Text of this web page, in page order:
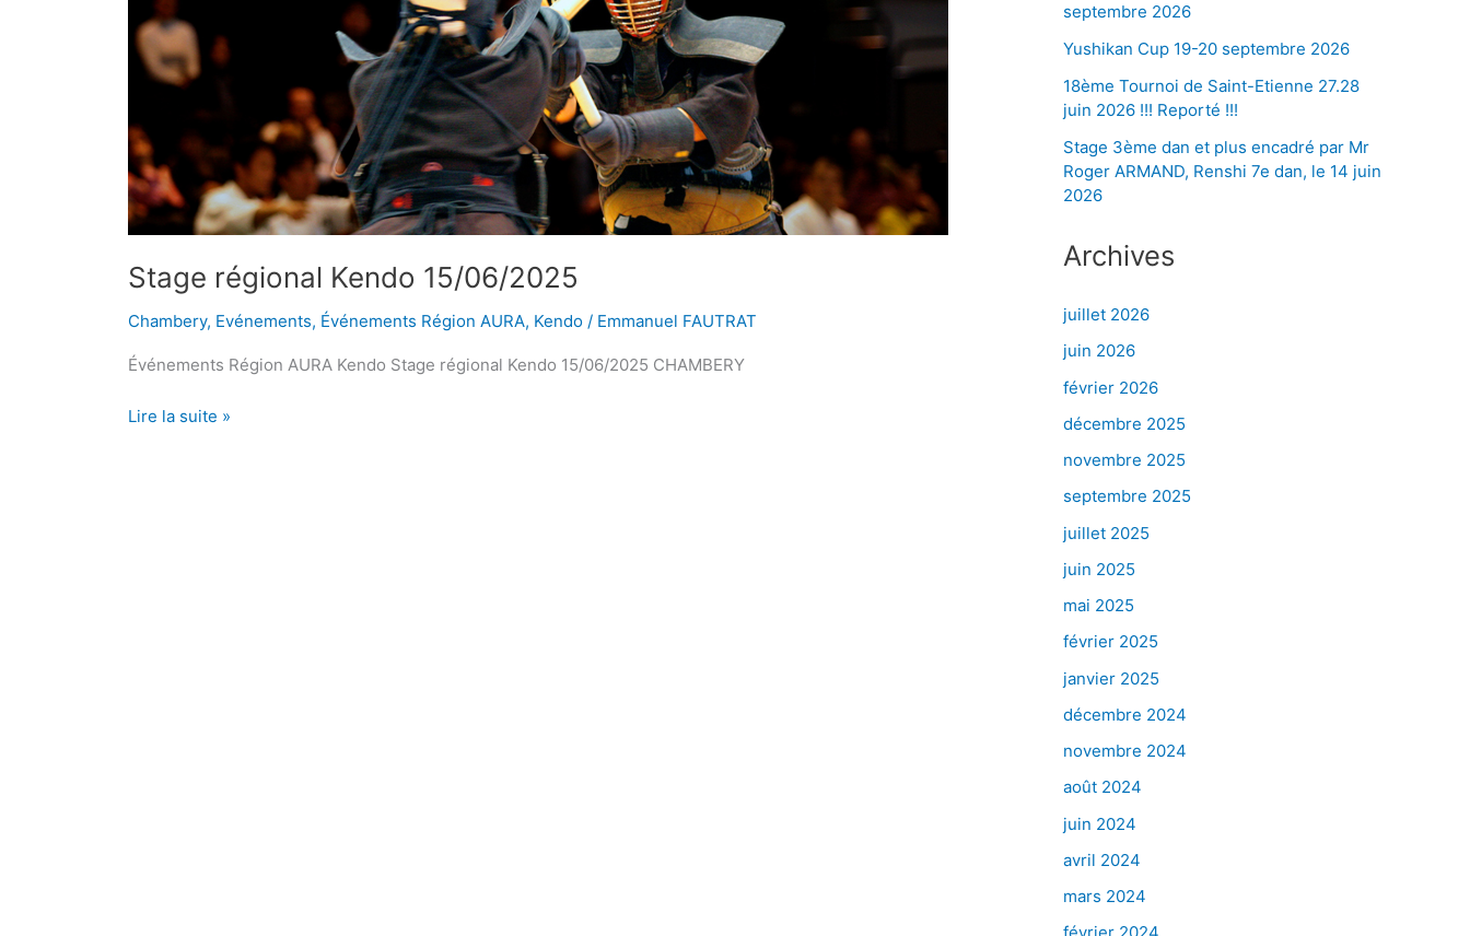
Stage régional Kendo 15/06/2025
Chambery, Evénements, Événements Région AURA, Kendo / Emmanuel FAUTRAT
Événements Région AURA Kendo Stage régional Kendo 15/06/2025 CHAMBERY
15/06/2025
Lire la suite »
septembre 2026
Yushikan Cup 19-20 septembre 2026
18ème Tournoi de Saint-Etienne 27.28
juin 2026 !!! Reporté !!!
Stage 3ème dan et plus encadré par Mr
Roger ARMAND, Renshi 7e dan, le 14 juin
2026
Archives
juillet 2026
juin 2026
février 2026
décembre 2025
novembre 2025
septembre 2025
juillet 2025
juin 2025
mai 2025
février 2025
janvier 2025
décembre 2024
novembre 2024
août 2024
juin 2024
avril 2024
mars 2024